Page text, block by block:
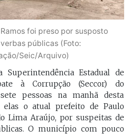
foi preso por susposto
públicas (Foto:
Seic/Arquivo)
Superintendência Estadual de
à Corrupção (Seccor) do
pessoas na manhã desta
elas o atual prefeito de Paulo
Lima Araújo, por suspeitas de
O município com pouco